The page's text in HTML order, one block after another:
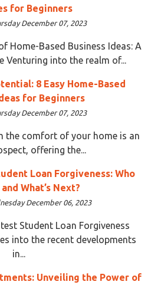
for Beginners
December 07, 2023
Home-Based Business Ideas: A
Venturing into the realm of...
8 Easy Home-Based
for Beginners
December 07, 2023
the comfort of your home is an
offering the...
Loan Forgiveness: Who
What’s Next?
December 06, 2023
Student Loan Forgiveness
into the recent developments
in...
Unveiling the Power of